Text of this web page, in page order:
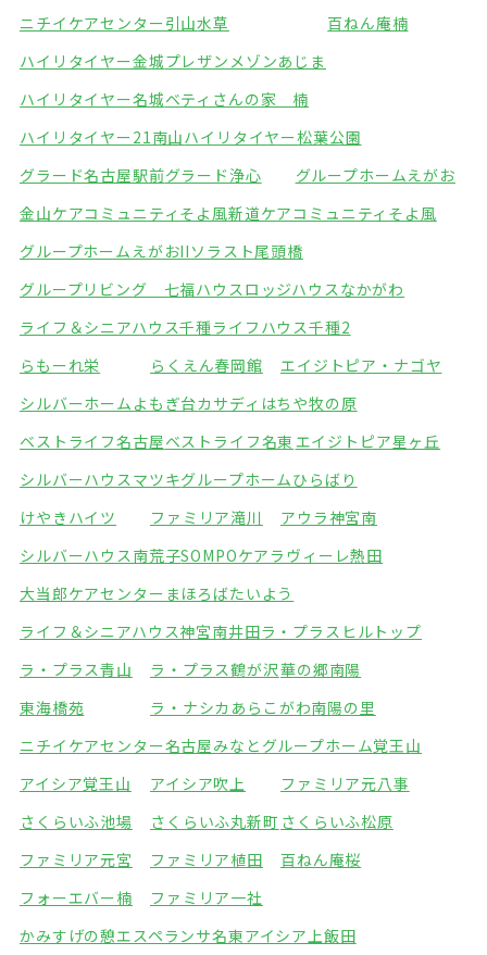
ニチイケアセンター引山水草
百ねん庵楠
ハイリタイヤー金城プレザンメゾンあじま
ハイリタイヤー名城ベティさんの家 楠
ハイリタイヤー21南山ハイリタイヤー松葉公園
グラード名古屋駅前グラード浄心
グループホームえがお
金山ケアコミュニティそよ風新道ケアコミュニティそよ風
グループホームえがおII ソラスト尾頭橋
グループリビング 七福ハウスロッジハウスなかがわ
ライフ＆シニアハウス千種ライフハウス千種2
らもーれ栄
らくえん春岡館
エイジトピア・ナゴヤ
シルバーホームよもぎ台カサディはちや牧の原
ベストライフ名古屋ベストライフ名東 エイジトピア星ヶ丘
シルバーハウスマツキグループホームひらばり
けやきハイツ
ファミリア滝川
アウラ神宮南
シルバーハウス南荒子SOMPOケアラヴィーレ熱田
大当郎ケアセンターまほろばたいよう
ライフ＆シニアハウス神宮南井田ラ・プラスヒルトップ
ラ・プラス青山
ラ・プラス鶴が沢華の郷南陽
東海橋苑
ラ・ナシカあらこがわ南陽の里
ニチイケアセンター名古屋みなと グループホーム覚王山
アイシア覚王山
アイシア吹上
ファミリア元八事
さくらいふ池場
さくらいふ丸新町 さくらいふ松原
ファミリア元宮
ファミリア植田
百ねん庵桜
フォーエバー楠
ファミリア一社
かみすげの憩エスペランサ名東アイシア上飯田